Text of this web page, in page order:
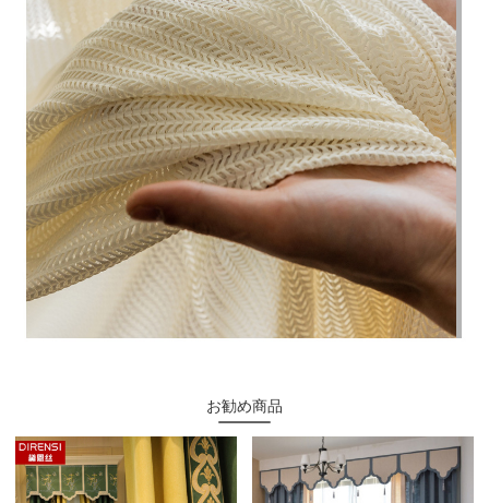
お勧め商品